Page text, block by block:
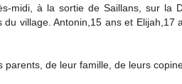
midi, à la sortie de Saillans, sur la
village. Antonin,15 ans et Elijah,17
de leur famille, de leurs